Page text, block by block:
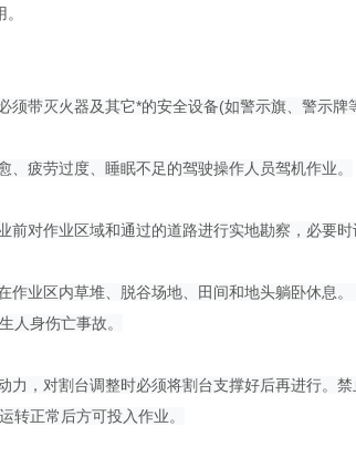
须带灭火器及其它*的安全设备(如警示旗、警示牌
、疲劳过度、睡眠不足的驾驶操作人员驾机作业。
前对作业区域和通过的道路进行实地勘察，必要
作业区内草堆、脱谷场地、田间和地头躺卧休息
人身伤亡事故。
力，对割台调整时必须将割台支撑好后再进行。
转正常后方可投入作业。